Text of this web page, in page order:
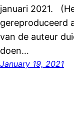
januari 2021.
gereproduceerd
van de auteur
doen…
January 19, 2021